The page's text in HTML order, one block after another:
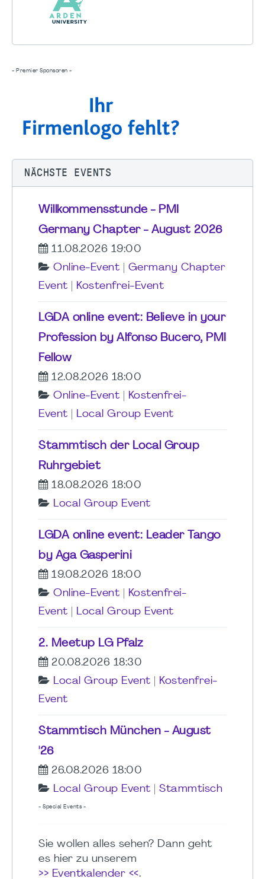
- Premier Sponsoren -
NÄCHSTE EVENTS
Willkommensstunde - PMI
Germany Chapter - August 2026
11.08.2026 19:00
Online-Event
Germany Chapter
Event
Kostenfrei-Event
LGDA online event: Believe in your
Profession by Alfonso Bucero, PMI
Fellow
12.08.2026 18:00
Online-Event
Kostenfrei-
Event
Local Group Event
Stammtisch der Local Group
Ruhrgebiet
18.08.2026 18:00
Local Group Event
LGDA online event: Leader Tango
by Aga Gasperini
19.08.2026 18:00
Online-Event
Kostenfrei-
Event
Local Group Event
2. Meetup LG Pfalz
20.08.2026 18:30
Local Group Event
Kostenfrei-
Event
Stammtisch München - August
'26
26.08.2026 18:00
Local Group Event
Stammtisch
- Special Events -
Sie wollen alles sehen? Dann geht
es hier zu unserem
>> Eventkalender <<.